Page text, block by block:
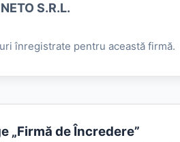
S.R.L.
înregistrate pentru această firmă.
„Firmă de Încredere”